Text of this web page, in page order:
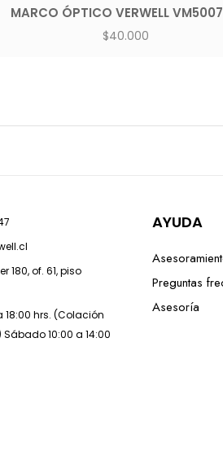
MARCO ÓPTICO VERWELL
$40.000
180, of. 61, piso
18:00 hrs. (Colación
Sábado 10:00 a 14:00
AYUDA
Preguntas
Asesoría